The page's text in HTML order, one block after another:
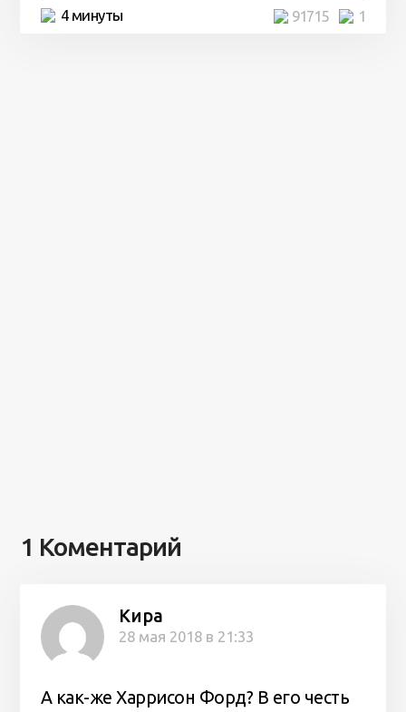
4 минуты 1
91715
1 Коментарий
Кира
28 мая 2018 в 21:33
А как-же Харрисон Форд? В его честь